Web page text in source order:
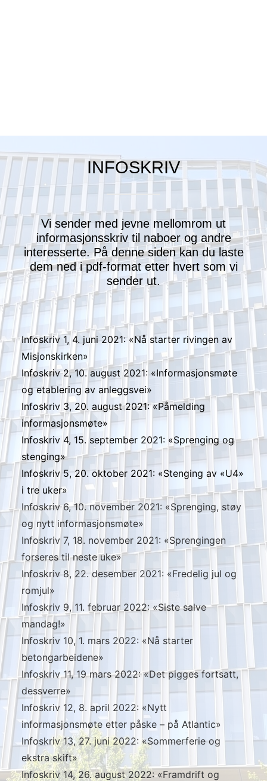
INFOSKRIV
Vi sender med jevne mellomrom ut
informasjonsskriv til naboer og andre
interesserte. På denne siden kan du laste
dem ned i pdf-format etter hvert som vi
sender ut.
Infoskriv 1, 4. juni 2021: «Nå starter rivingen av
Misjonskirken»
Infoskriv 2, 10. august 2021: «Informasjonsmøte
og etablering av anleggsvei»
Infoskriv 3, 20. august 2021: «Påmelding
informasjonsmøte»
Infoskriv 4, 15. september 2021: «Sprenging og
stenging»
Infoskriv 5, 20. oktober 2021: «Stenging av «U4»
i tre uker»
Infoskriv 6, 10. november 2021: «Sprenging, støy
og nytt informasjonsmøte»
Infoskriv 7, 18. november 2021: «Sprengingen
forseres til neste uke»
Infoskriv 8, 22. desember 2021: «Fredelig jul og
romjul»
Infoskriv 9, 11. februar 2022: «Siste salve
mandag!»
Infoskriv 10, 1. mars 2022: «Nå starter
betongarbeidene»
Infoskriv 11, 19 mars 2022: «Det pigges fortsatt,
dessverre»
Infoskriv 12, 8. april 2022: «Nytt
informasjonsmøte etter påske – på Atlantic»
Infoskriv 13, 27. juni 2022: «Sommerferie og
ekstra skift»
Infoskriv 14, 26. august 2022: «Framdrift og